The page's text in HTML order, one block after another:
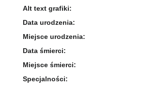
Alt text grafiki:
Data urodzenia:
Miejsce urodzenia:
Data śmierci:
Miejsce śmierci:
Specjalności: